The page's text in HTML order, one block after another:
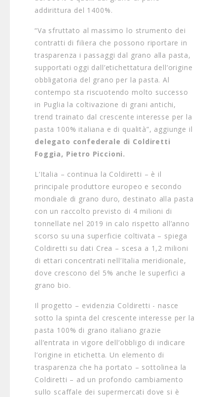
addirittura del 1400%.
“Va sfruttato al massimo lo strumento dei
contratti di filiera che possono riportare in
trasparenza i passaggi dal grano alla pasta,
supportati oggi dall’etichettatura dell’origine
obbligatoria del grano per la pasta. Al
contempo sta riscuotendo molto successo
in Puglia la coltivazione di grani antichi,
trend trainato dal crescente interesse per la
pasta 100% italiana e di qualità”, aggiunge il
delegato confederale di Coldiretti
Foggia, Pietro Piccioni.
L’Italia – continua la Coldiretti – è il
principale produttore europeo e secondo
mondiale di grano duro, destinato alla pasta
con un raccolto previsto di 4 milioni di
tonnellate nel 2019 in calo rispetto all’anno
scorso su una superficie coltivata – spiega
Coldiretti su dati Crea – scesa a 1,2 milioni
di ettari concentrati nell’Italia meridionale,
dove crescono del 5% anche le superfici a
grano bio.
Il progetto – evidenzia Coldiretti - nasce
sotto la spinta del crescente interesse per la
pasta 100% di grano italiano grazie
all’entrata in vigore dell’obbligo di indicare
l’origine in etichetta. Un elemento di
trasparenza che ha portato – sottolinea la
Coldiretti – ad un profondo cambiamento
sullo scaffale dei supermercati dove si è